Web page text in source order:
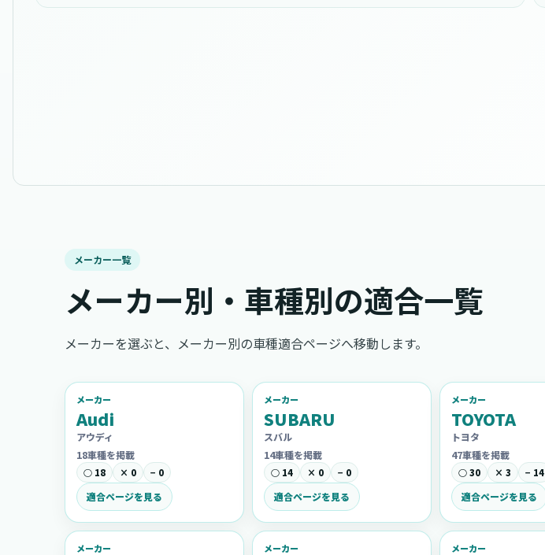
メーカー一覧
メーカー別・車種別の適合一覧
メーカーを選ぶと、メーカー別の車種適合ページへ移動します。
メーカー
Audi
アウディ
18車種を掲載
○ 18 × 0 − 0
適合ページを見る
メーカー
SUBARU
スバル
14車種を掲載
○ 14 × 0 − 0
適合ページを見る
メーカー
TOYOTA
トヨタ
47車種を掲載
○ 30 × 3 − 14
適合ページを見る
メーカー メーカー メーカー